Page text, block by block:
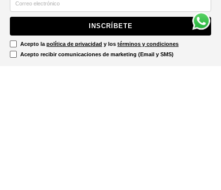
INSCRÍBETE
Acepto la política de privacidad y los términos y condiciones
Acepto recibir comunicaciones de marketing (Email y SMS)